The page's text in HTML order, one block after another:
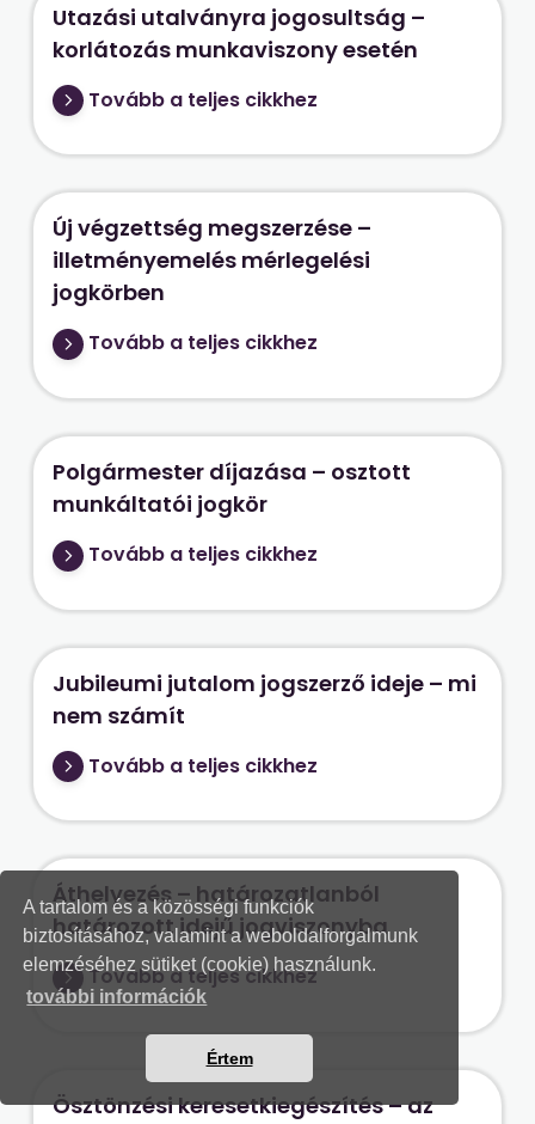
A tartalom és a közösségi funkciók
biztosításához, valamint a weboldalforgalmunk
elemzéséhez sütiket (cookie) használunk.
további információk
Értem
Utazási utalványra jogosultság –
korlátozás munkaviszony esetén
Tovább a teljes cikkhez
Új végzettség megszerzése –
illetményemelés mérlegelési
jogkörben
Tovább a teljes cikkhez
Polgármester díjazása – osztott
munkáltatói jogkör
Tovább a teljes cikkhez
Jubileumi jutalom jogszerző ideje – mi
nem számít
Tovább a teljes cikkhez
Áthelyezés – határozatlanból
határozott idejű jogviszonyba
Tovább a teljes cikkhez
Ösztönzési keresetkiegészítés – az